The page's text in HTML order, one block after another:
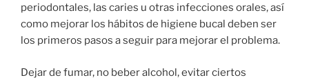
periodontales, las caries u otras infecciones orales, así
como mejorar los hábitos de higiene bucal deben ser
los primeros pasos a seguir para mejorar el problema.
Dejar de fumar, no beber alcohol, evitar ciertos